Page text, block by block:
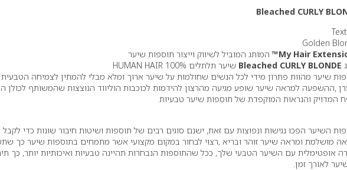
Bleached CURLY
Golden
My Hair
המותג המוביל לשיווק וייצור תוספות שיער
Bleached CURLY BLONDE שיער תלתלים 100% HUMAN HAIR
שיער מהוות פתרון מידי לכל הנשים שחולמות על שיער ארוך ומלא מבלי להמתין לצמיחה
,ההשפעה למראה שיער שופע מגיעה מהרצון להידמות לכוכבות הוליווד הנוצצות שהמשותף לכולן
המדויק והנראות המוקפדת של תוספות שיער טבעיות.
השיער הפכו נגישות ונפוצות עם זאת, ישנם סוגים רבים של תוספות ושיטות חיבור שונות כדי לקבל
מושלמת ומראה שיער זוהר ובריא ,רצוי לבחור במקום מקצועי אשר מתמחים בתוספות שיער כך
אופטימלית עם השיער הטבעי שלך, ככל שהתוספות הנבחרות תהיינה טבעיות ואיכותיות יותר, כך
לאורך זמן.